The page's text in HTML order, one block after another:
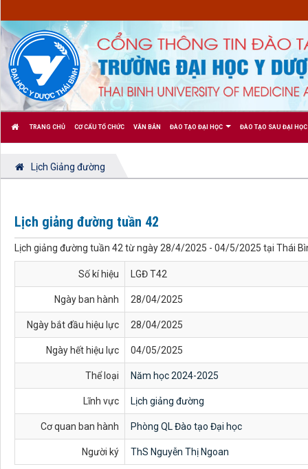
TRANG CHỦ CƠ CẤU TỔ CHỨC VĂN BẢN ĐÀO TẠO ĐẠI HỌC ĐÀO TẠO SAU ĐẠI HỌC
Lịch Giảng đường
Lịch giảng đường tuần 42
Lịch giảng đường tuần 42 từ ngày 28/4/2025 - 04/5/2025 tại Thái
Số kí hiệu LGĐ T42
Ngày ban hành 28/04/2025
Ngày bắt đầu hiệu lực 28/04/2025
Ngày hết hiệu lực 04/05/2025
Thể loại Năm học 2024-2025
Lĩnh vực Lịch giảng đường
Cơ quan ban hành Phòng QL Đào tạo Đại học
Người ký ThS Nguyễn Thị Ngoan